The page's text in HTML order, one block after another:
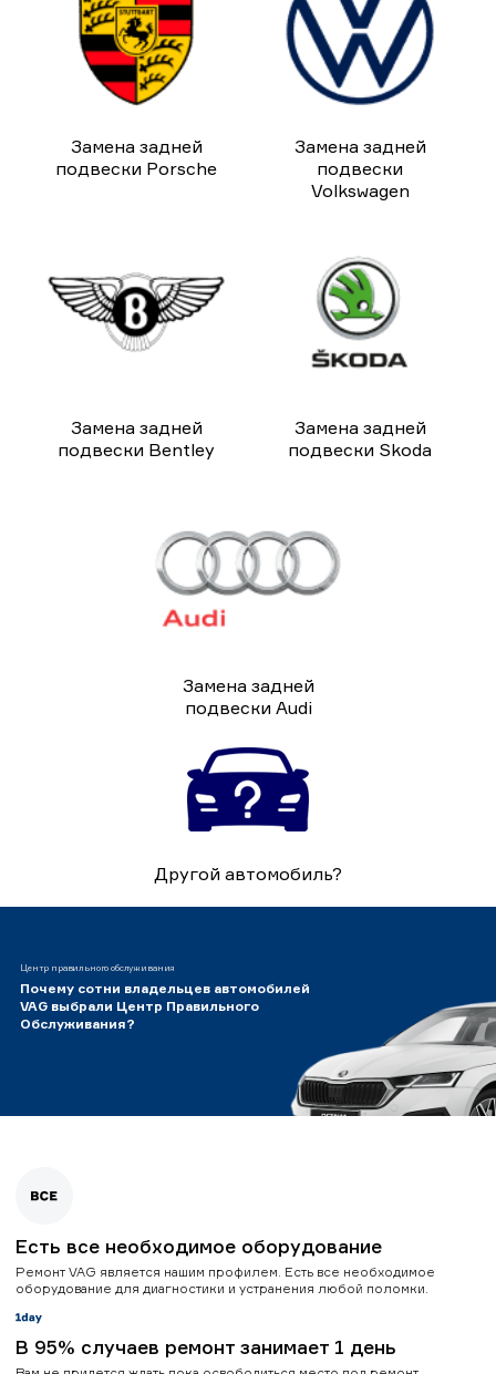
Замена задней
подвески Porsche
Замена задней
подвески
Volkswagen
Замена задней
подвески Bentley
Замена задней
подвески Skoda
Замена задней
подвески Audi
Другой автомобиль?
Центр правильного обслуживания
Почему сотни владельцев автомобилей
VAG выбрали Центр Правильного
Обслуживания?
Есть все необходимое оборудование
Ремонт VAG является нашим профилем. Есть все необходимое
оборудование для диагностики и устранения любой поломки.
В 95% случаев ремонт занимает 1 день